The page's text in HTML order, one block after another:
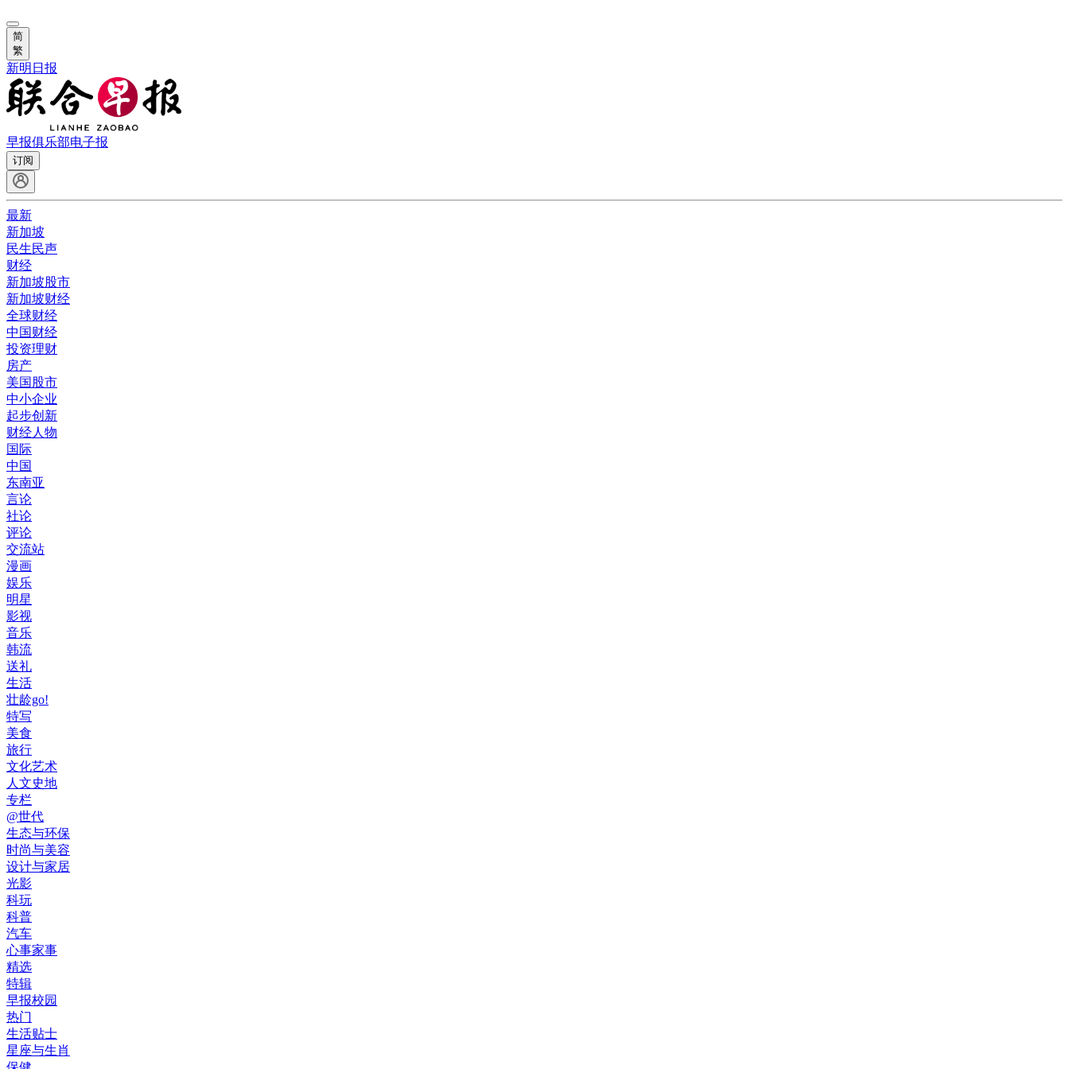
简
繁
新明日报
早报俱乐部电子报
订阅
最新
新加坡
民生民声
财经
新加坡股市
新加坡财经
全球财经
中国财经
投资理财
房产
美国股市
中小企业
起步创新
财经人物
国际
中国
东南亚
言论
社论
评论
交流站
漫画
娱乐
明星
影视
音乐
韩流
送礼
生活
壮龄go!
特写
美食
旅行
文化艺术
人文史地
专栏
@世代
生态与环保
时尚与美容
设计与家居
光影
科玩
科普
汽车
心事家事
精选
特辑
早报校园
热门
生活贴士
星座与生肖